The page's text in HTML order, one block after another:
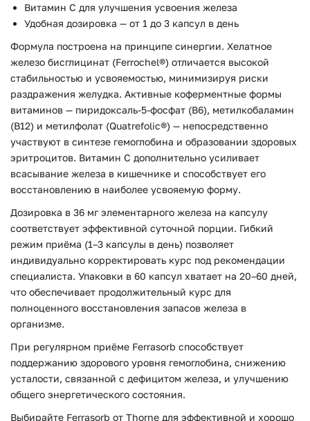
Витамин C для улучшения усвоения железа
Удобная дозировка — от 1 до 3 капсул в день
Формула построена на принципе синергии. Хелатное
железо бисглицинат (Ferrochel®) отличается высокой
стабильностью и усвояемостью, минимизируя риски
раздражения желудка. Активные коферментные формы
витаминов — пиридоксаль-5-фосфат (B6), метилкобаламин
(B12) и метилфолат (Quatrefolic®) — непосредственно
участвуют в синтезе гемоглобина и образовании здоровых
эритроцитов. Витамин C дополнительно усиливает
всасывание железа в кишечнике и способствует его
восстановлению в наиболее усвояемую форму.
Дозировка в 36 мг элементарного железа на капсулу
соответствует эффективной суточной порции. Гибкий
режим приёма (1–3 капсулы в день) позволяет
индивидуально корректировать курс под рекомендации
специалиста. Упаковки в 60 капсул хватает на 20–60 дней,
что обеспечивает продолжительный курс для
полноценного восстановления запасов железа в
организме.
При регулярном приёме Ferrasorb способствует
поддержанию здорового уровня гемоглобина, снижению
усталости, связанной с дефицитом железа, и улучшению
общего энергетического состояния.
Выбирайте Ferrasorb от Thorne для эффективной и хорошо